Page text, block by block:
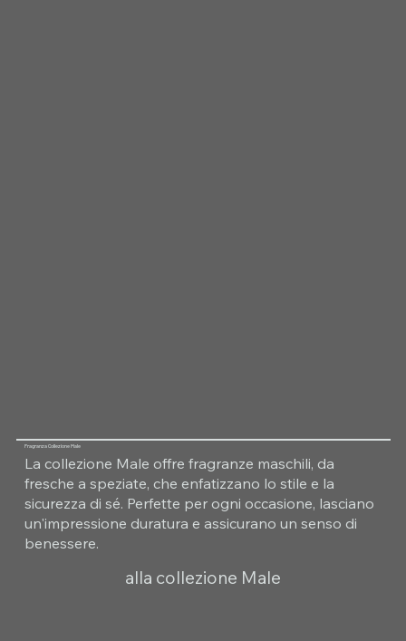
Fragranza Collezione Male
La collezione Male offre fragranze maschili, da
fresche a speziate, che enfatizzano lo stile e la
sicurezza di sé. Perfette per ogni occasione, lasciano
un'impressione duratura e assicurano un senso di
benessere.
alla collezione Male